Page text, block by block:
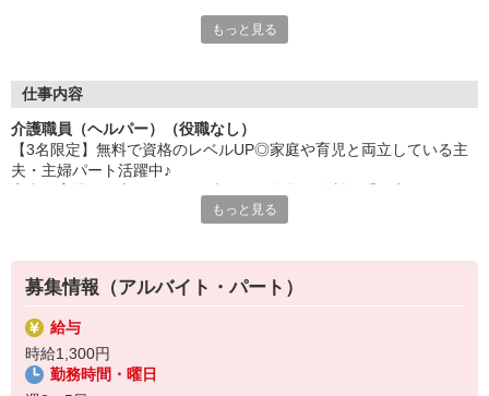
＊受講の申し込みや事務手続きは全て会社で段取りします。「ど
雑」・・・そんな心配は一切ありません！学習に集中できます。
＊初任者研修で学んだ基礎知識に加え、より専門的な「医療的ケ
ア（喀痰吸引・経管栄養の基礎）」などを習得できます。
＊実務者研修の修了は、介護の国家資格である「介護福祉士」の
受験に必須の要件です。上位資格を取得することで給与UP＋キ
もっと見る
仕事内容
介護職員（ヘルパー）（役職なし）
【3名限定】無料で資格のレベルUP◎家庭や育児と両立している主
夫・主婦パート活躍中♪
る！
★期間限定｜東京都介護職員就業促進事業対象求人★
◎働きながら「介護職員実務者研修」の資格取得
◎自己負担ゼロ！費用の心配ナシ
◎講座受講中も給与×交通費の支払いアリ
もっと見る
募集情報（アルバイト・パート）
給与
時給1,300円
勤務時間・曜日